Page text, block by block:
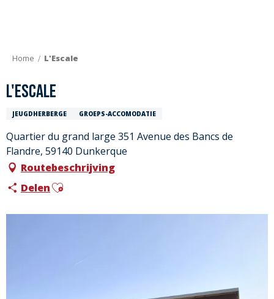
Home L'Escale
L'Escale
JEUGDHERBERGE GROEPS-ACCOMODATIE
Quartier du grand large 351 Avenue des Bancs de
Flandre, 59140 Dunkerque
Routebeschrijving
DelenAjouter aux favoris